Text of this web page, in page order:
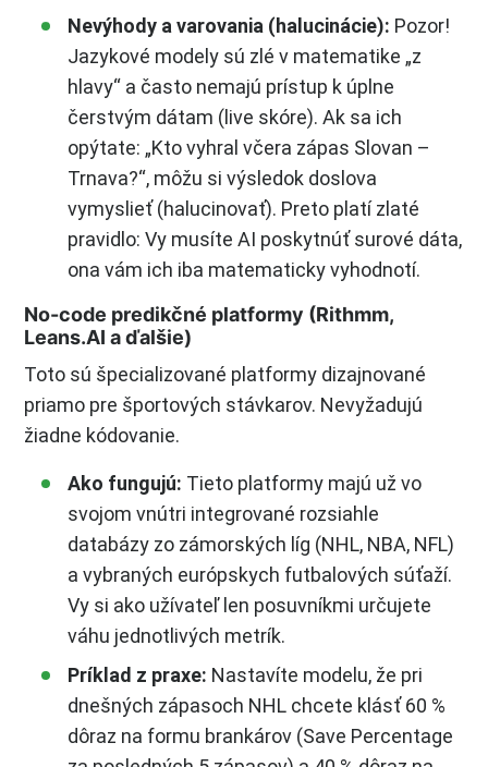
Nevýhody a varovania (halucinácie): Pozor!
Jazykové modely sú zlé v matematike „z
hlavy“ a často nemajú prístup k úplne
čerstvým dátam (live skóre). Ak sa ich
opýtate: „Kto vyhral včera zápas Slovan –
Trnava?“, môžu si výsledok doslova
vymyslieť (halucinovať). Preto platí zlaté
pravidlo: Vy musíte AI poskytnúť surové dáta,
ona vám ich iba matematicky vyhodnotí.
No-code predikčné platformy (Rithmm,
Leans.AI a ďalšie)
Toto sú špecializované platformy dizajnované
priamo pre športových stávkarov. Nevyžadujú
žiadne kódovanie.
Ako fungujú: Tieto platformy majú už vo
svojom vnútri integrované rozsiahle
databázy zo zámorských líg (NHL, NBA, NFL)
a vybraných európskych futbalových súťaží.
Vy si ako užívateľ len posuvníkmi určujete
váhu jednotlivých metrík.
Príklad z praxe: Nastavíte modelu, že pri
dnešných zápasoch NHL chcete klásť 60 %
dôraz na formu brankárov (Save Percentage